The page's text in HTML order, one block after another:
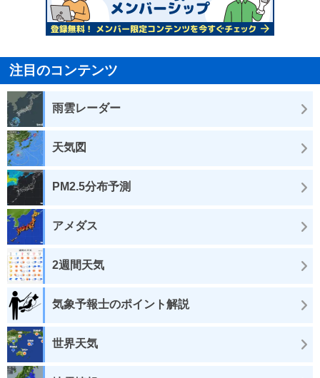
注目のコンテンツ
雨雲レーダー
天気図
PM2.5分布予測
アメダス
2週間天気
気象予報士のポイント解説
世界天気